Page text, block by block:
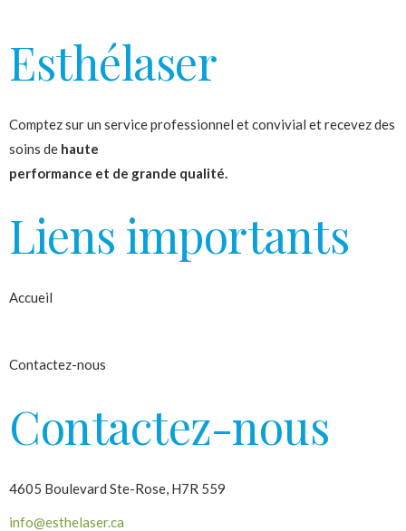
Esthélaser
Comptez sur un service professionnel et convivial et recevez des
soins de haute
performance et de grande qualité.
Liens importants
Accueil
Contactez-nous
Contactez-nous
4605 Boulevard Ste-Rose, H7R 559
info@esthelaser.ca